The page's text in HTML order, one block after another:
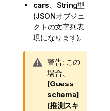
cars、String型
(JSONオブジェ
クトの文字列表
現になります)。
情
報
メ
モ
警告: この
場合、
[Guess
schema]
(推測スキ